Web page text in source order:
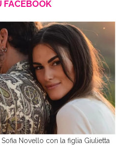
FACEBOOK
Novello con la figlia Giulietta